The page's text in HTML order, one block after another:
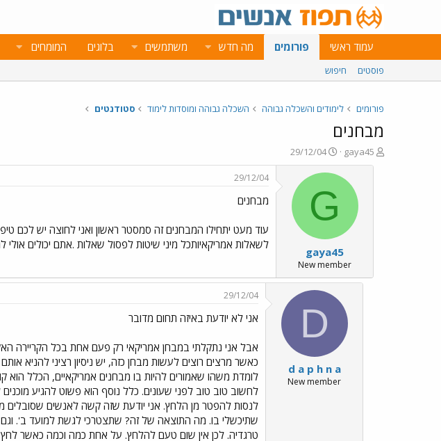
עמוד ראשי פורומים מה חדש משתמשים בלוגים המומחים
פוסטים חיפוש
פורומים לימודים והשכלה גבוהה השכלה גבוהה ומוסדות לימוד סטודנטים
מבחנים
פ
ו
gaya45
פ
ו
ר
ס
ב
א
ר
י
ך
29/12/04
G
gaya45
New member
29/12/04
מבחנים
עוד מעט יתחילו המבחנים זה סמסטר ראשון ואני לחוצה יש לכם
לשאלות אמריקאיותכל מיני שיטות לפסול שאלות .אתם יכולים אולי
D
d a p h n a
New member
29/12/04
אני לא יודעת באיזה תחום מדובר
אבל אני נתקלתי במבחן אמריקאי רק פעם אחת בכל הקריירה
כאשר מרצים רוצים לעשות מבחן כזה, יש ניסיון רציני להניא
לומדת משהו שאמורים להיות בו מבחנים אמריקאיים, הכלל הוא
לחשוב טוב טוב לפני שעונים. כלל נוסף הוא פשוט להגיע
לנסות להפטר מן הלחץ. אני יודעת שזה קשה לאנשים שסובלים
שתיכשלי בו. מה התוצאה של זה? שתצטרכי לגשת למועד ב'. וגם